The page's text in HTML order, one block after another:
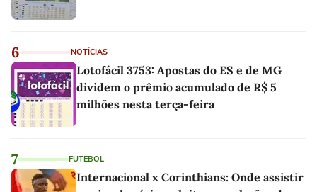
6 NOTÍCIAS
Lotofácil 3753: Apostas do ES e de MG
dividem o prêmio acumulado de R$ 5
milhões nesta terça-feira
7 FUTEBOL
Internacional x Corinthians: Onde assistir